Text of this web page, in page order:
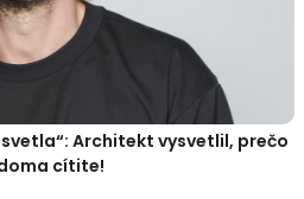
Architekt vysvetlil, prečo
cítite!